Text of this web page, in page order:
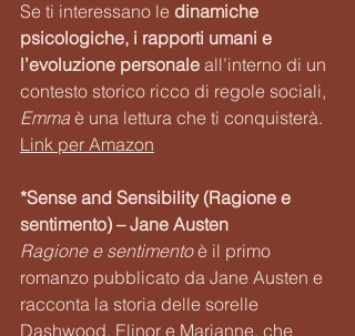
Se ti interessano le dinamiche
psicologiche, i rapporti umani e
l’evoluzione personale all’interno di un
contesto storico ricco di regole sociali,
Emma è una lettura che ti conquisterà.
Link per Amazon
*Sense and Sensibility (Ragione e
sentimento) – Jane Austen
Ragione e sentimento è il primo
romanzo pubblicato da Jane Austen e
racconta la storia delle sorelle
Dashwood, Elinor e Marianne, che